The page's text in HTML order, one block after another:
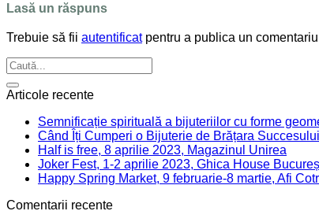
Lasă un răspuns
Trebuie să fii autentificatpentru a publica un
Articole recente
Semnificație spirituală a bijuteriilor cu forme
Când Îți Cumperi o Bijuterie de Brățara Succesului
Half is free, 8 aprilie 2023, Magazinul Unirea
Joker Fest, 1-2 aprilie 2023, Ghica House
Happy Spring Market, 9 februarie-8 martie, Afi
Comentarii recente